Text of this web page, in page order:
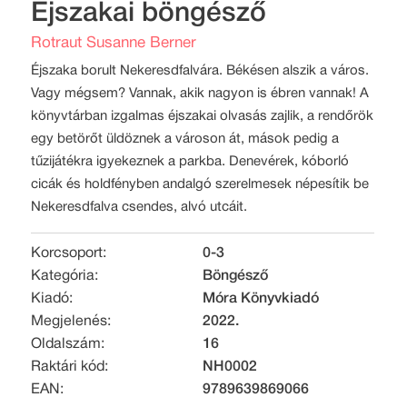
Éjszakai böngésző
Rotraut Susanne Berner
Éjszaka borult Nekeresdfalvára. Békésen alszik a város.
Vagy mégsem? Vannak, akik nagyon is ébren vannak! A
könyvtárban izgalmas éjszakai olvasás zajlik, a rendőrök
egy betörőt üldöznek a városon át, mások pedig a
tűzijátékra igyekeznek a parkba. Denevérek, kóborló
cicák és holdfényben andalgó szerelmesek népesítik be
Nekeresdfalva csendes, alvó utcáit.
Korcsoport:
0-3
Kategória:
Böngésző
Kiadó:
Móra Könyvkiadó
Megjelenés:
2022.
Oldalszám:
16
Raktári kód:
NH0002
EAN:
9789639869066